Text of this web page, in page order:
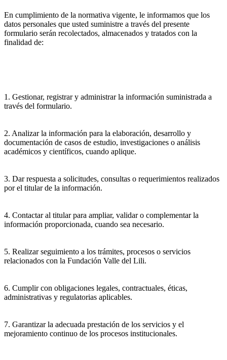
En cumplimiento de la normativa vigente, le informamos que los
datos personales que usted suministre a través del presente
formulario serán recolectados, almacenados y tratados con la
finalidad de:
1. Gestionar, registrar y administrar la información suministrada a
través del formulario.
2. Analizar la información para la elaboración, desarrollo y
documentación de casos de estudio, investigaciones o análisis
académicos y científicos, cuando aplique.
3. Dar respuesta a solicitudes, consultas o requerimientos realizados
por el titular de la información.
4. Contactar al titular para ampliar, validar o complementar la
información proporcionada, cuando sea necesario.
5. Realizar seguimiento a los trámites, procesos o servicios
relacionados con la Fundación Valle del Lili.
6. Cumplir con obligaciones legales, contractuales, éticas,
administrativas y regulatorias aplicables.
7. Garantizar la adecuada prestación de los servicios y el
mejoramiento continuo de los procesos institucionales.